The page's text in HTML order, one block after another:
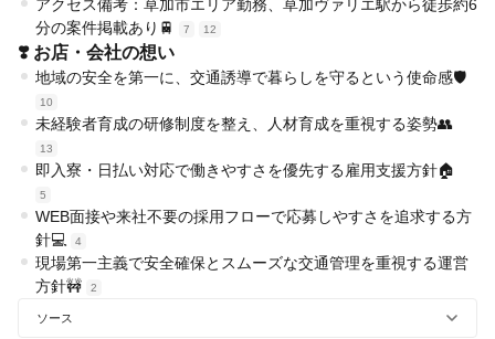
アクセス備考：草加市エリア勤務、草加ヴァリエ駅から徒歩約6
分の案件掲載あり🚆
7 12
❣️ お店・会社の想い
地域の安全を第一に、交通誘導で暮らしを守るという使命感🛡️
10
未経験者育成の研修制度を整え、人材育成を重視する姿勢👥
13
即入寮・日払い対応で働きやすさを優先する雇用支援方針🏠
5
WEB面接や来社不要の採用フローで応募しやすさを追求する方
針💻
4
現場第一主義で安全確保とスムーズな交通管理を重視する運営
方針🚧
2
ソース